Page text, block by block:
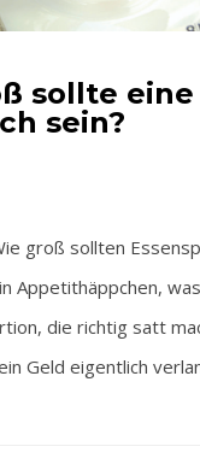
sollte
sein?
groß sollten
Appetithäppchen,
die richtig satt
Geld eigentlich